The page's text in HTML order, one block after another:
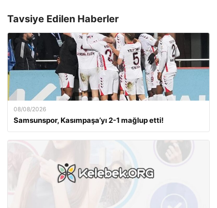
Tavsiye Edilen Haberler
08/08/2026
Samsunspor, Kasımpaşa’yı 2-1 mağlup etti!